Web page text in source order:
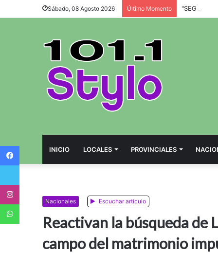
Sábado, 08 Agosto 2026 Último Momento
INICIO LOCALES PROVINCIALES
Nacionales Escuchar artículo
Reactivan la búsqueda de
campo del matrimonio
Twitter
WhatsApp